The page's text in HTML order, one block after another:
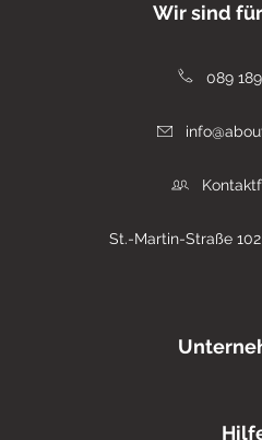
Wir sind
089
St.-Martin-Straße